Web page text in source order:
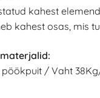
kahest
kahest osas, mis
pöökpuit / Vaht